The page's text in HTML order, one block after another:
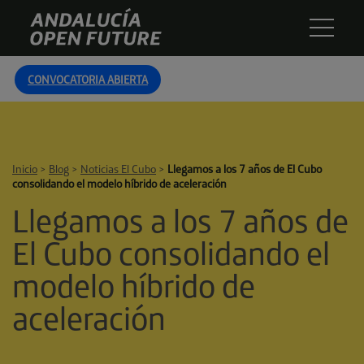
content
Andalucía
Open
Future
CONVOCATORIA ABIERTA
Inicio > Blog > Noticias El Cubo > Llegamos a los 7 años de El Cubo
consolidando el modelo híbrido de aceleración
Llegamos a los 7 años de
El Cubo consolidando el
modelo híbrido de
aceleración